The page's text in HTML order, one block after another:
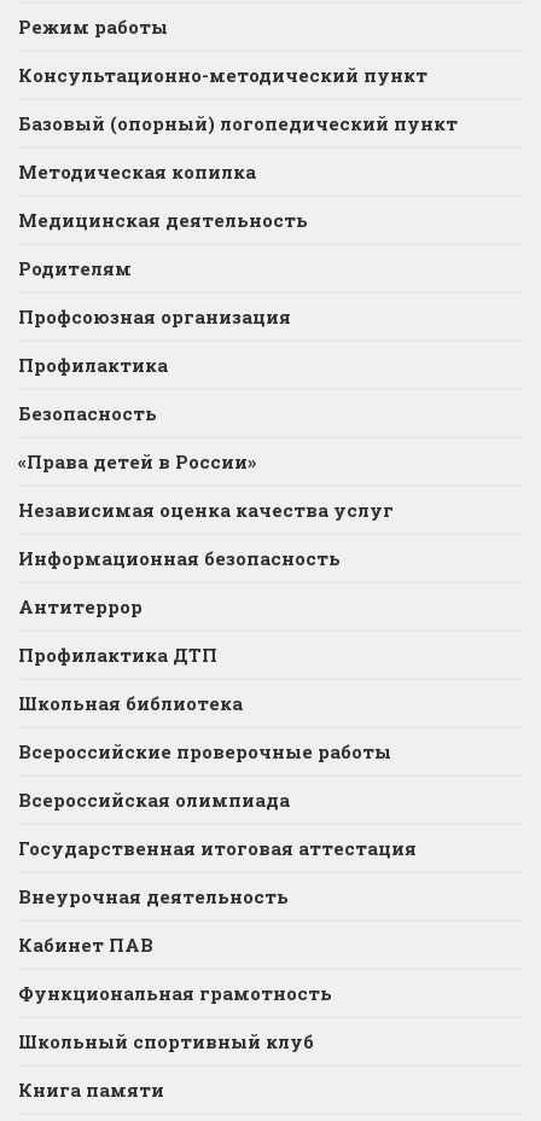
Режим работы
Консультационно-методический пункт
Базовый (опорный) логопедический пункт
Методическая копилка
Медицинская деятельность
Родителям
Профсоюзная организация
Профилактика
Безопасность
«Права детей в России»
Независимая оценка качества услуг
Информационная безопасность
Антитеррор
Профилактика ДТП
Школьная библиотека
Всероссийские проверочные работы
Всероссийская олимпиада
Государственная итоговая аттестация
Внеурочная деятельность
Кабинет ПАВ
Функциональная грамотность
Школьный спортивный клуб
Книга памяти